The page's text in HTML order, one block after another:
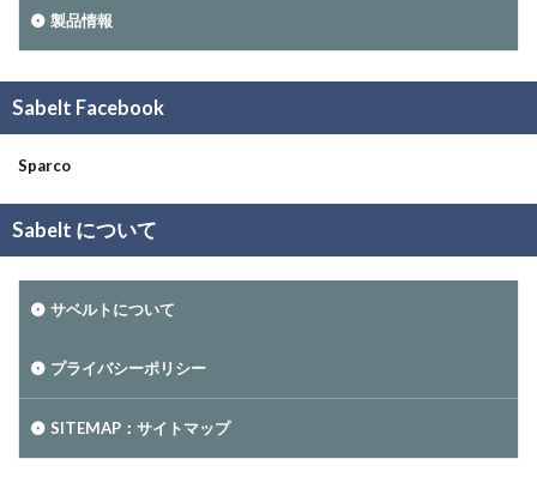
製品情報
Sabelt Facebook
Sparco
Sabelt について
サベルトについて
プライバシーポリシー
SITEMAP：サイトマップ